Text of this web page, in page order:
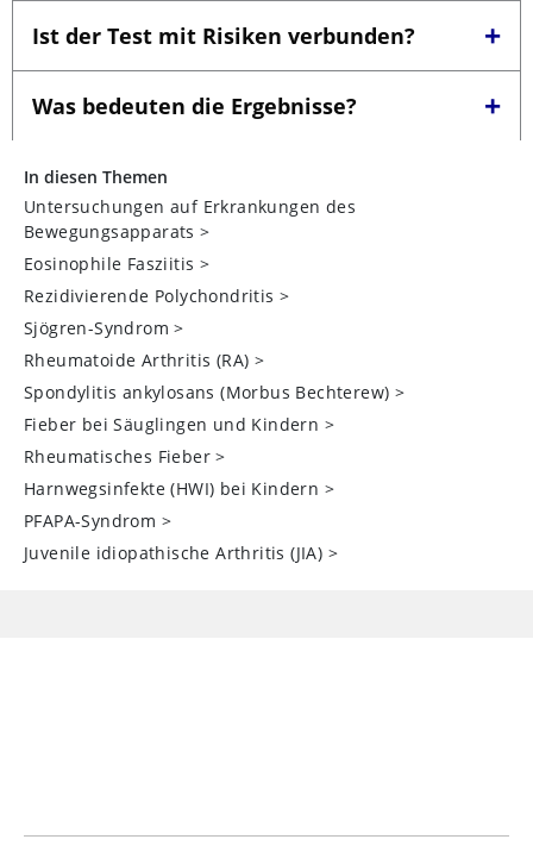
In diesen Themen
Untersuchungen auf Erkrankungen des
Bewegungsapparats >
Eosinophile Fasziitis >
Rezidivierende Polychondritis >
Sjögren-Syndrom >
Rheumatoide Arthritis (RA) >
Spondylitis ankylosans (Morbus Bechterew) >
Fieber bei Säuglingen und Kindern >
Rheumatisches Fieber >
Harnwegsinfekte (HWI) bei Kindern >
PFAPA-Syndrom >
Juvenile idiopathische Arthritis (JIA) >